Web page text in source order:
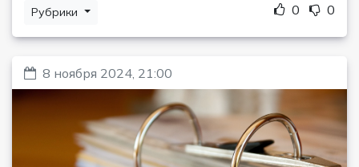
Рубрики 0 0
8 ноября 2024, 21:00